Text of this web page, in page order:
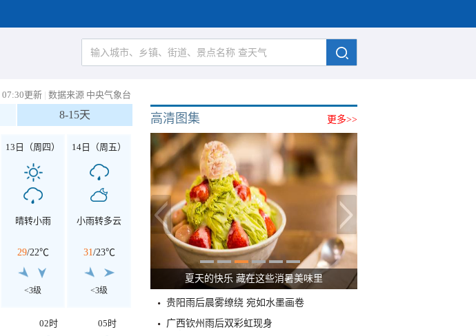
07:30更新 | 数据来源 中央气象台
8-15天
13日（周四）
晴转小雨
29/22℃
<3级
14日（周五）
小雨转多云
31/23℃
<3级
02时 05时
更多>>
高清图集
夏天的快乐 藏在这些消暑美味里
贵阳雨后晨雾缭绕 宛如水墨画卷
广西钦州雨后双彩虹现身